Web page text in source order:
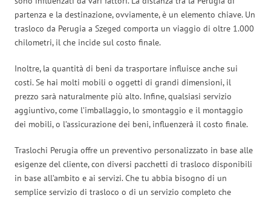
partenza e la destinazione, ovviamente, è un elemento chiave. Un
trasloco da Perugia a Szeged comporta un viaggio di oltre 1.000
chilometri, il che incide sul costo finale.
Inoltre, la quantità di beni da trasportare influisce anche sui
costi. Se hai molti mobili o oggetti di grandi dimensioni, il
prezzo sarà naturalmente più alto. Infine, qualsiasi servizio
aggiuntivo, come l’imballaggio, lo smontaggio e il montaggio
dei mobili, o l’assicurazione dei beni, influenzerà il costo finale.
Traslochi Perugia offre un preventivo personalizzato in base alle
esigenze del cliente, con diversi pacchetti di trasloco disponibili
in base all’ambito e ai servizi. Che tu abbia bisogno di un
semplice servizio di trasloco o di un servizio completo che